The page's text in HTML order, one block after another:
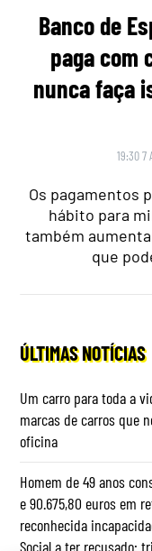
Banco de
paga com
nunca faça
19:30 7
Os pagamentos
hábito para
também
que
ÚLTIMAS NOTÍCIAS
Um carro para toda a
marcas de carros que
oficina
Homem de 49 anos
e 90.675,80 euros em
reconhecida
Social a ter recusado: